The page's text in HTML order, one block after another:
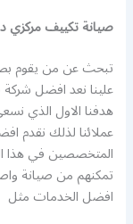
صيانة تكييف مركزي
تبحث عن من يقوم
علينا نعد افضل
هدفنا الاول الذي
عملائنا لذلك نقدم
المتخصصين في هذا
تمكنهم من صيانة
افضل الخدمات مثل